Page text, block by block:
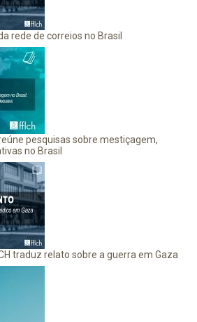
rede de correios no Brasil
pesquisas sobre mestiçagem,
no Brasil
traduz relato sobre a guerra em Gaza